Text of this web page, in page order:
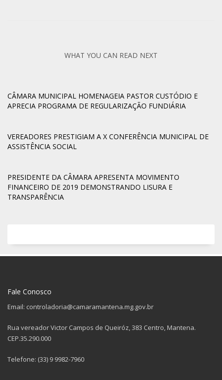
WHAT YOU CAN READ NEXT
CÂMARA MUNICIPAL HOMENAGEIA PASTOR CUSTÓDIO E
APRECIA PROGRAMA DE REGULARIZAÇÃO FUNDIÁRIA
VEREADORES PRESTIGIAM A X CONFERÊNCIA MUNICIPAL DE
ASSISTÊNCIA SOCIAL
PRESIDENTE DA CÂMARA APRESENTA MOVIMENTO
FINANCEIRO DE 2019 DEMONSTRANDO LISURA E
TRANSPARÊNCIA
Fale Conosco
Email: controladoria@camaramantena.mg.gov.br
Rua vereador Victor Campos de Queiróz, 383 Centro, Mantena.
CEP.35.290.000
Telefone: (33) 9 9982-7960